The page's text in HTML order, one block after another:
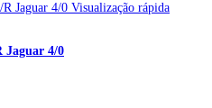
Visualização rápida
Jaguar 4/0